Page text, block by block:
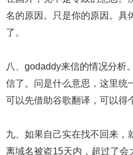
名的原因。只是你的原因。具
了。
八、godaddy来信的情况分析
信了。问是什么意思，这里统
可以先借助谷歌翻译，可以得
九、如果自己实在找不回来，
离域名被盗15天内，超过了